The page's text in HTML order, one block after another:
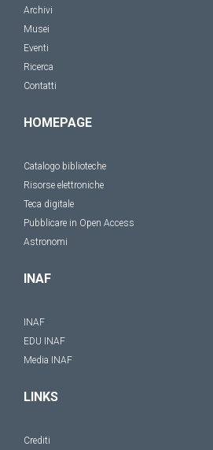
Archivi
Musei
Eventi
Ricerca
Contatti
HOMEPAGE
Catalogo biblioteche
Risorse elettroniche
Teca digitale
Pubblicare in Open Access
Astronomi
INAF
INAF
EDU INAF
Media INAF
LINKS
Crediti